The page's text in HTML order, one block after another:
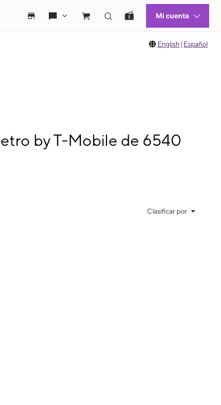
English | Español
by T-Mobile de 6540
Clasificar por